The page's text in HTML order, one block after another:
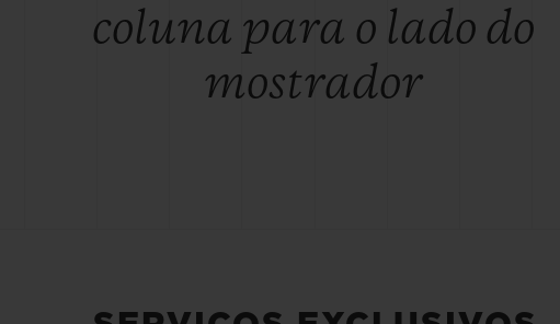
coluna para o lado do
mostrador